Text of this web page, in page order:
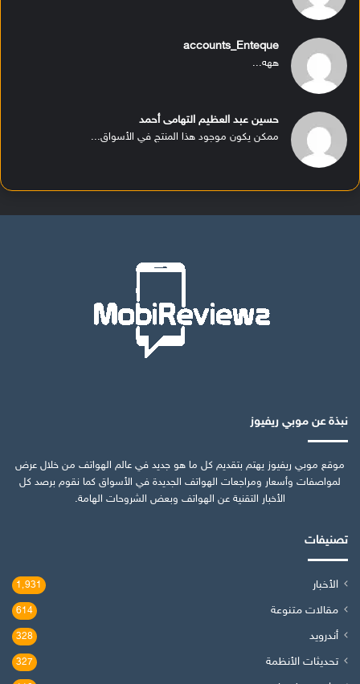
accounts_Enteque
ههه...
حسين عبد العظيم التهامى أحمد
ممكن يكون موجود هذا المنتج في الأسواق...
نبذة عن موبي ريفيوز
موقع موبي ريفيوز يهتم بتقديم كل ما هو جديد في عالم الهواتف من خلال عرض
لمواصفات وأسعار ومراجعات الهواتف الجديدة في الأسواق كما نقوم برصد كل
الأخبار التقنية عن الهواتف وبعض الشروحات الهامة.
تصنيفات
الأخبار 1٬931
مقالات متنوعة 614
أندرويد 328
تحديثات الأنظمة 327